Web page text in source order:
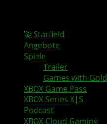
🚀 Starfield
Angebote
Spiele
Trailer
Games with Gold
XBOX Game Pass
XBOX Series X|S
Podcast
XBOX Cloud Gaming